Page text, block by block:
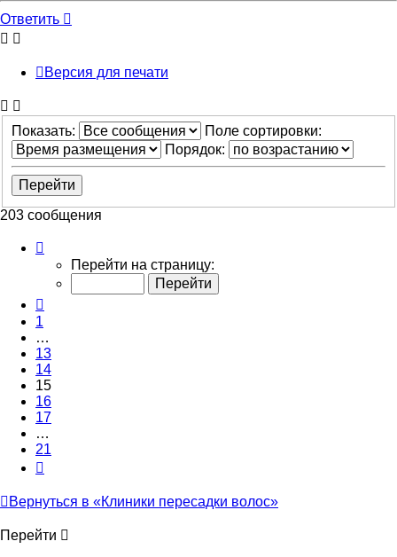
началу
Ответить
Версия для печати
Показать:
Поле сортировки:
Порядок:
203 сообщения
15
21
Перейти на страницу:
1
…
13
14
15
16
17
…
21
Вернуться в «Клиники пересадки волос»
Перейти